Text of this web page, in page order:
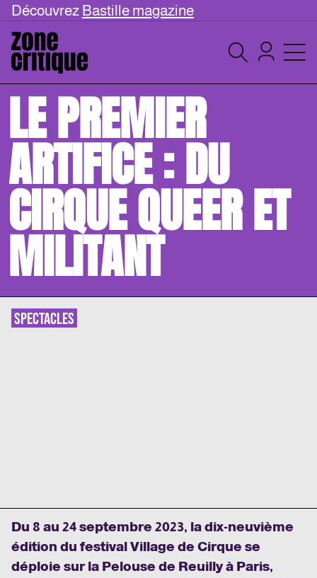
Découvrez Bastille magazine
LE PREMIER
ARTIFICE : DU
CIRQUE QUEER ET
MILITANT
SPECTACLES
Du 8 au 24 septembre 2023, la dix-neuvième
édition du festival Village de Cirque se
déploie sur la Pelouse de Reuilly à Paris,